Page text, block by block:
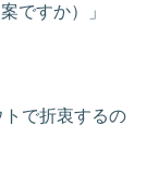
ですか）」
で折衷するの